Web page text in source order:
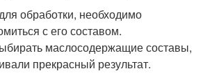
обработки, необходимо
с его составом.
маслосодержащие составы,
прекрасный результат.